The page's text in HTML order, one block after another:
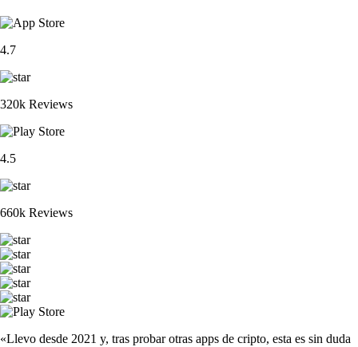
4.7
320k Reviews
4.5
660k Reviews
«Llevo desde 2021 y, tras probar otras apps de cripto, esta es sin duda